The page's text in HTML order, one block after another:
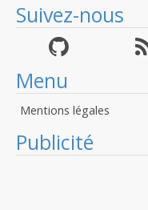
Suivez-nous
Menu
Mentions légales
Publicité